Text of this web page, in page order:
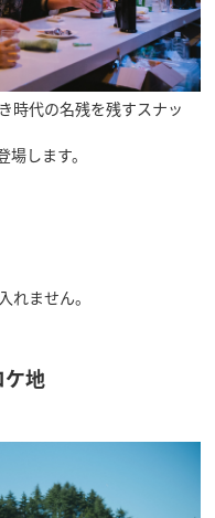
時代の名残を残すスナッ
します。
ません。
ケ地